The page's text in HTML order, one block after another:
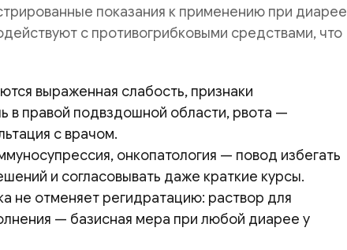
показания к применению при диарее
с противогрибковыми средствами, что
выраженная слабость, признаки
в правой подвздошной области, рвота —
с врачом.
онкопатология — повод избегать
и согласовывать даже краткие курсы.
не отменяет регидратацию: раствор для
— базисная мера при любой диарее у